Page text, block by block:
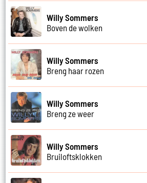
Willy Sommers
Boven de wolken
Willy Sommers
Breng haar rozen
Willy Sommers
Breng ze weer
Willy Sommers
Bruiloftsklokken